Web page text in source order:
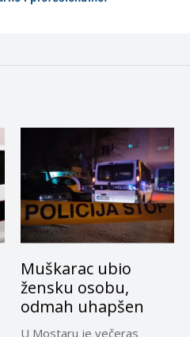
Muškarac ubio
žensku osobu,
odmah uhapšen
U Mostaru je večeras